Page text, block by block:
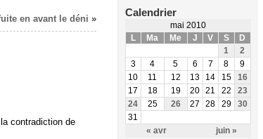
en avant le déni »
contradiction de
Calendrier
mai 2010
L
Ma Me J V S D
« avr juin »
1
2
3
4 5 6 7 8
9
10
11 12 13 14 15
16
17
18 19 20 21 22
23
24
25 26 27 28 29
30
31